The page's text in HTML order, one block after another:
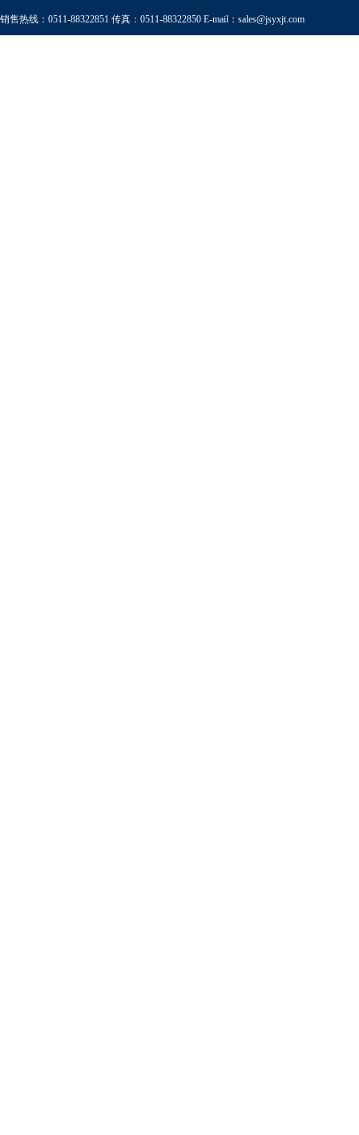
销售热线：0511-88322851 传真：0511-88322850 E-mail： sales@jsyxjt.com